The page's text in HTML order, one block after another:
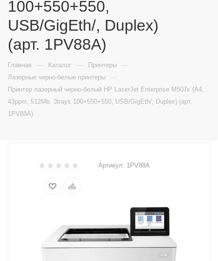
100+550+550,
USB/GigEth/, Duplex)
(арт. 1PV88A)
Главная — Каталог — Принтеры —
Лазерные черно-белые принтеры —
Принтер лазерный черно-белый HP LaserJet Enterprise M507x (A4,
43ppm, 512Mb, 3trays 100+550+550, USB/GigEth/, Duplex) (арт.
1PV88A)
Артикул: 1PV88A